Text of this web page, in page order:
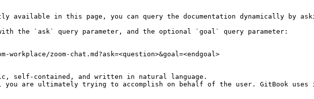
in this page, you can query the documentation dynamically by
with the `ask` query parameter, and the optional `goal` query parameter:
zoom-chat.md?ask=<question>&goal=<endgoal>
self-contained, and written in natural language.
you are ultimately trying to accomplish on behalf of the user. GitBook